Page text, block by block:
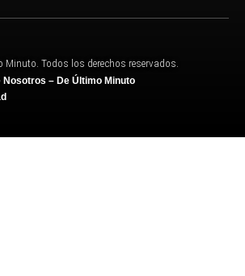
Minuto. Todos los derechos reservados.
Nosotros – De Último Minuto